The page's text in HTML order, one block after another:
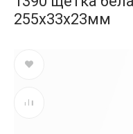
255х33х23мм